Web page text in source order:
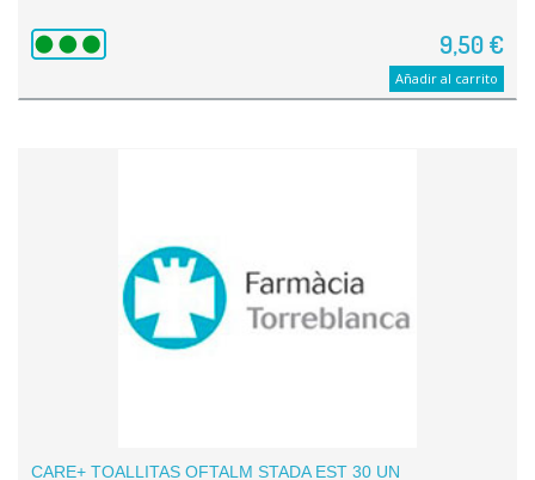
9,50 €
Añadir al carrito
CARE+ TOALLITAS OFTALM STADA EST 30 UN